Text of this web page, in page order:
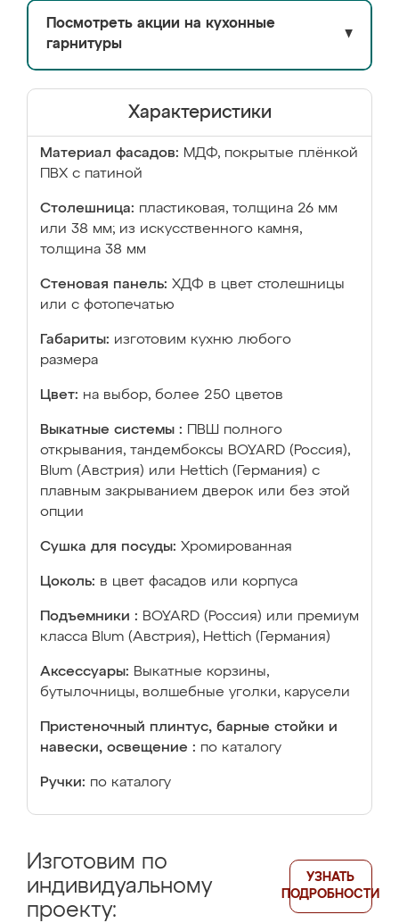
Посмотреть акции на кухонные
гарнитуры
▼
Характеристики
Материал фасадов: МДФ, покрытые плёнкой
ПВХ с патиной
Столешница: пластиковая, толщина 26 мм
или 38 мм; из искусственного камня,
толщина 38 мм
Стеновая панель: ХДФ в цвет столешницы
или с фотопечатью
Габариты: изготовим кухню любого
размера
Цвет: на выбор, более 250 цветов
Выкатные системы :
ПВШ полного
открывания, тандембоксы BOYARD (Россия),
Blum (Австрия) или Hettich (Германия) с
плавным закрыванием дверок или без этой
опции
Сушка для посуды: Хромированная
Цоколь: в цвет фасадов или корпуса
Подъемники : BOYARD (Россия) или премиум
класса Blum (Австрия), Hettich (Германия)
Аксессуары: Выкатные корзины,
бутылочницы, волшебные уголки, карусели
Пристеночный плинтус, барные стойки и
навески, освещение : по каталогу
Ручки: по каталогу
Изготовим по
индивидуальному
проекту:
УЗНАТЬ
ПОДРОБНОСТИ